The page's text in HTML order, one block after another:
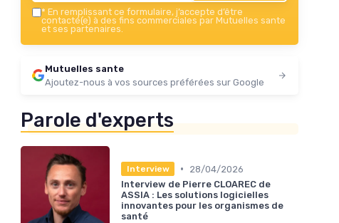
* En remplissant ce formulaire, j’accepte d’être
contacté(e) à des fins commerciales par Mutuelles sante
et ses partenaires.
Mutuelles sante
Ajoutez-nous à vos sources préférées sur Google
Parole d'experts
Interview •
28/04/2026
Interview de Pierre CLOAREC de
ASSIA : Les solutions logicielles
innovantes pour les organismes de
santé